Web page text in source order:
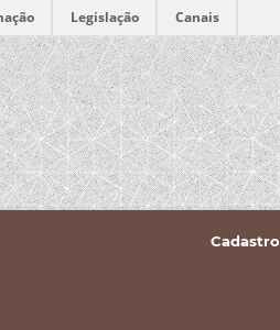
Legislação Canais
Cadastro